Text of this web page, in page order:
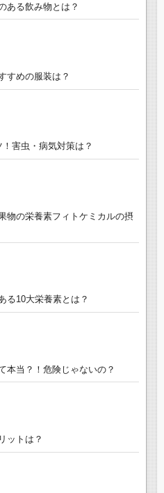
ある飲み物とは？
すめの服装は？
害虫・病気対策は？
物の栄養素フィトケミカルの摂
る10大栄養素とは？
本当？！危険じゃないの？
ットは？